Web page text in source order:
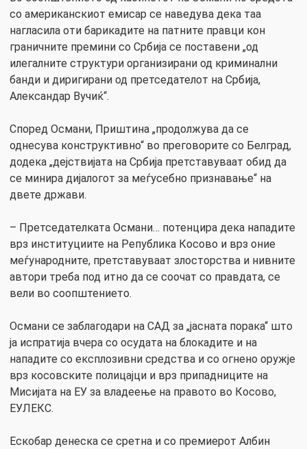
со американскиот емисар се наведува дека таа
нагласила оти барикадите на патните правци кон
граничните премини со Србија се поставени „од
илегалните структури организирани од криминални
банди и диригирани од претседателот на Србија,
Александар Вучиќ“.
Според Османи, Приштина „продолжува да се
однесува конструктивно“ во преговорите со Белград,
додека „дејствијата на Србија претставуваат обид да
се минира дијалогот за меѓусебно признавање“ на
двете држави.
– Претседателката Османи… потенцира дека нападите
врз институциите на Република Косово и врз оние
меѓународните, претставуваат злосторства и нивните
автори треба под итно да се соочат со правдата, се
вели во соопштението.
Османи се заблагодари на САД за „јасната порака“ што
ја испратија вчера со осудата на блокадите и на
нападите со експлозивни средства и со огнено оружје
врз косовските полицајци и врз припадниците на
Мисијата на ЕУ за владеење на правото во Косово,
ЕУЛЕКС.
Ескобар денеска се сретна и со премиерот Албин